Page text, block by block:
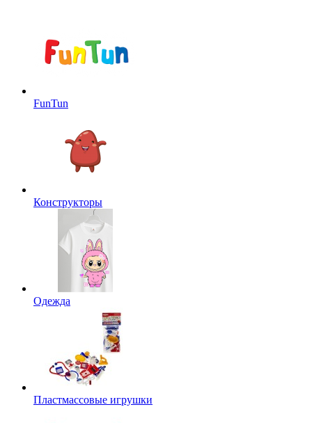
FunTun
Конструкторы
Одежда
Пластмассовые игрушки